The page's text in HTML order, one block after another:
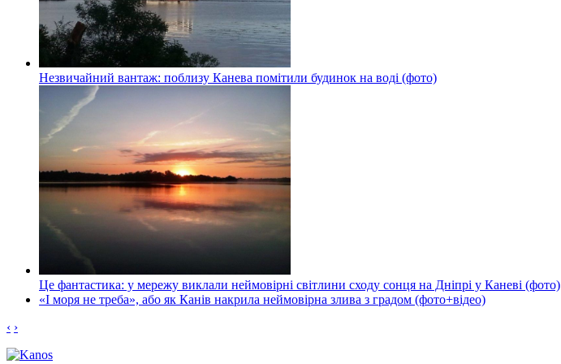
Незвичайний вантаж: поблизу Канева помітили будинок на воді (фото)
Це фантастика: у мережу виклали неймовірні світлини сходу сонця на Дніпрі у Каневі (фото)
«І моря не треба», або як Канів накрила неймовірна злива з градом (фото+відео)
‹ ›